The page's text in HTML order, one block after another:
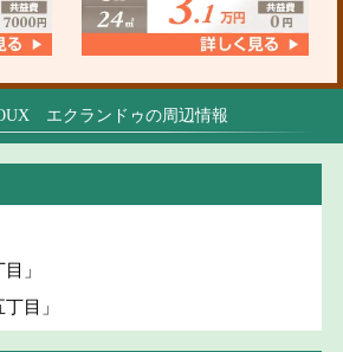
エクランドゥの周辺情報
」
目」